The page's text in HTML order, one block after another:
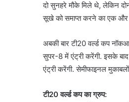
दो सुनहरे मौके मिले थे, लेकिन
सूखे को समाप्त करने का एक और
अबकी बार टी20 वर्ल्ड कप
सुपर-8 में एंट्री करेंगी. इसके
एंट्री करेंगी. सेमीफाइनल
टी20 वर्ल्ड कप का ग्रुप: